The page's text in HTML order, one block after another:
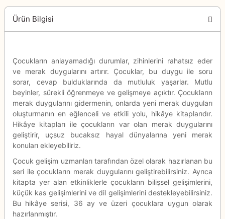
Ürün Bilgisi
Çocukların anlayamadığı durumlar, zihinlerini rahatsız eder
ve merak duygularını artırır. Çocuklar, bu duygu ile soru
sorar, cevap bulduklarında da mutluluk yaşarlar. Mutlu
beyinler, sürekli öğrenmeye ve gelişmeye açıktır. Çocukların
merak duygularını gidermenin, onlarda yeni merak duyguları
oluşturmanın en eğlenceli ve etkili yolu, hikâye kitaplarıdır.
Hikâye kitapları ile çocukların var olan merak duygularını
geliştirir, uçsuz bucaksız hayal dünyalarına yeni merak
konuları ekleyebiliriz.
Çocuk gelişim uzmanları tarafından özel olarak hazırlanan bu
seri ile çocukların merak duygularını geliştirebilirsiniz. Ayrıca
kitapta yer alan etkinliklerle çocukların bilişsel gelişimlerini,
küçük kas gelişimlerini ve dil gelişimlerini destekleyebilirsiniz.
Bu hikâye serisi, 36 ay ve üzeri çocuklara uygun olarak
hazırlanmıştır.